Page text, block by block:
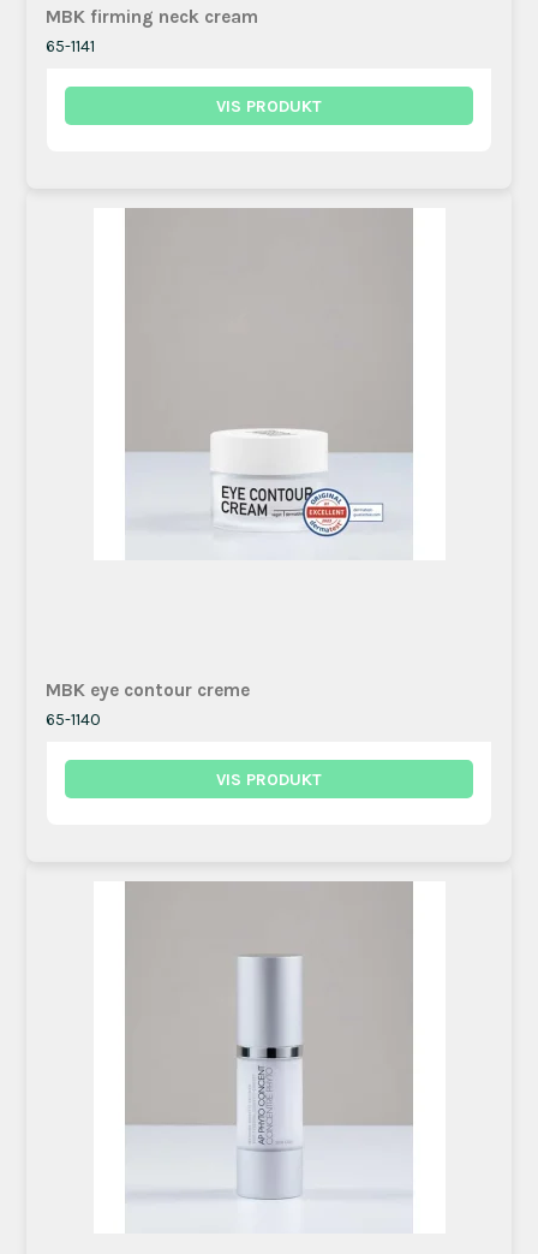
MBK firming neck cream
65-1141
VIS PRODUKT
MBK eye contour creme
65-1140
VIS PRODUKT